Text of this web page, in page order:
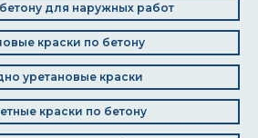
для наружных работ
краски по бетону
уретановые краски
краски по бетону